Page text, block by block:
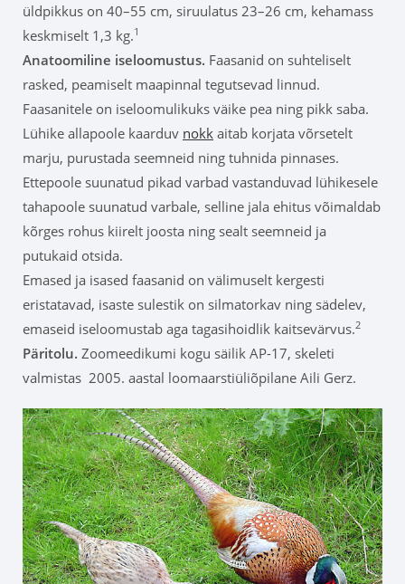
üldpikkus on 40–55 cm, siruulatus 23–26 cm, kehamass
keskmiselt 1,3 kg.1
Anatoomiline iseloomustus. Faasanid on suhteliselt
rasked, peamiselt maapinnal tegutsevad linnud.
Faasanitele on iseloomulikuks väike pea ning pikk saba.
Lühike allapoole kaarduv nokk aitab korjata võrsetelt
marju, purustada seemneid ning tuhnida pinnases.
Ettepoole suunatud pikad varbad vastanduvad lühikesele
tahapoole suunatud varbale, selline jala ehitus võimaldab
kõrges rohus kiirelt joosta ning sealt seemneid ja
putukaid otsida.
Emased ja isased faasanid on välimuselt kergesti
eristatavad, isaste sulestik on silmatorkav ning sädelev,
emaseid iseloomustab aga tagasihoidlik kaitsevärvus.2
Päritolu. Zoomeedikumi kogu säilik AP-17, skeleti
valmistas 2005. aastal loomaarstiüliõpilane Aili Gerz.